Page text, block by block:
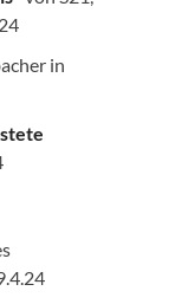
in